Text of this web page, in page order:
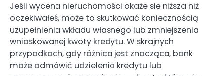
Jeśli wycena nieruchomości okaże się niższa niż
oczekiwałeś, może to skutkować koniecznością
uzupełnienia wkładu własnego lub zmniejszenia
wnioskowanej kwoty kredytu. W skrajnych
przypadkach, gdy różnica jest znacząca, bank
może odmówić udzielenia kredytu lub